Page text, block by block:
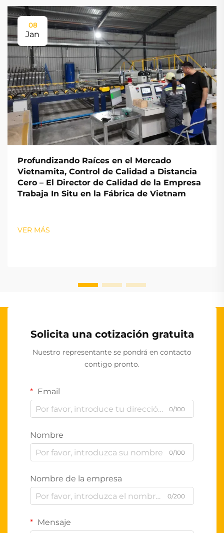
08
Jan
Profundizando Raíces en el Mercado
Vietnamita, Control de Calidad a Distancia
Cero – El Director de Calidad de la Empresa
Trabaja In Situ en la Fábrica de Vietnam
VER MÁS
Solicita una cotización gratuita
Nuestro representante se pondrá en contacto
contigo pronto.
Email
0/100
Nombre
0/100
Nombre de la empresa
0/200
Mensaje